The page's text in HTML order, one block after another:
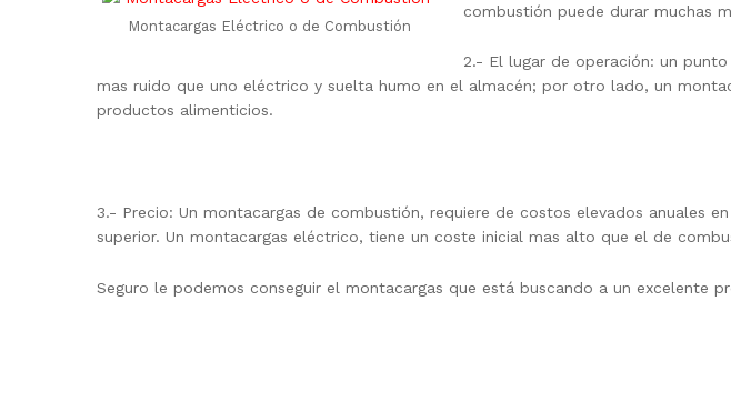
Montacargas Eléctrico o de Combustión
combustión puede durar muchas
2.- El lugar de operación: un
mas ruido que uno eléctrico y suelta humo en el almacén; por otro lado, un
productos alimenticios.
3.- Precio: Un montacargas de combustión, requiere de costos elevados anuales
superior. Un montacargas eléctrico, tiene un coste inicial mas alto que el de
Seguro le podemos conseguir el montacargas que está buscando a un excelente